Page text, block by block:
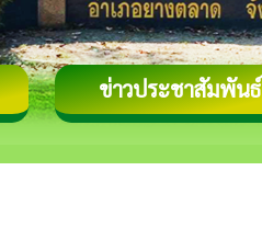
ข่าวประชาสัมพันธ์